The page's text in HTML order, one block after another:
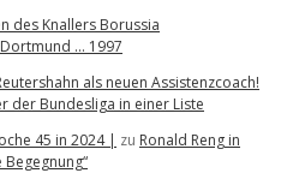
des Knallers Borussia
… 1997
als neuen Assistenzcoach!
der Bundesliga in einer Liste
45 in 2024 | zu Ronald Reng in